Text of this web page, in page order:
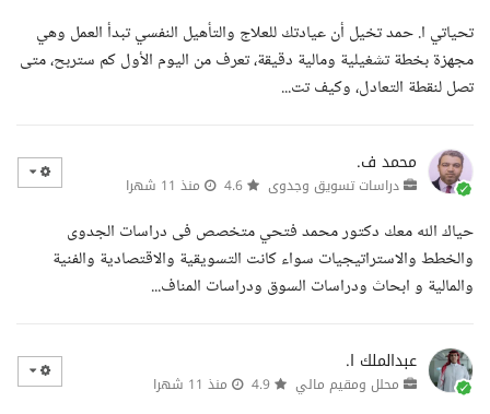
تحياتي ا. حمد تخيل أن عيادتك للعلاج والتأهيل النفسي تبدأ العمل وهي
مجهزة بخطة تشغيلية ومالية دقيقة، تعرف من اليوم الأول كم ستربح، متى
تصل لنقطة التعادل، وكيف تت...
محمد ف.
دراسات تسويق وجدوى منذ 11 شهرا
حياك الله معك دكتور محمد فتحي متخصص فى دراسات الجدوى
والخطط والاستراتيجيات سواء كانت التسويقية والاقتصادية والفنية
والمالية و ابحاث ودراسات السوق ودراسات المناف...
عبدالملك ا.
محلل ومقيم مالي منذ 11 شهرا